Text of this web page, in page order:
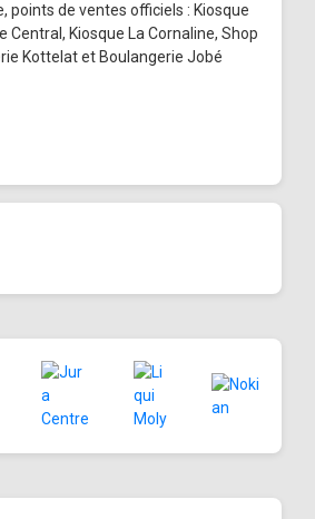
points de ventes officiels : Kiosque
Central, Kiosque La Cornaline, Shop
Kottelat et Boulangerie Jobé